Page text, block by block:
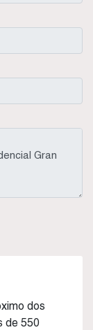
dos
de 550